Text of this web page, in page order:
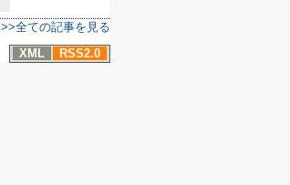
>>全ての記事を見る
XML
RSS2.0